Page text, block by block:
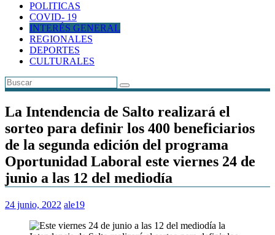
POLITICAS
COVID- 19
INTERÉS GENERAL
REGIONALES
DEPORTES
CULTURALES
La Intendencia de Salto realizará el
sorteo para definir los 400 beneficiarios
de la segunda edición del programa
Oportunidad Laboral este viernes 24 de
junio a las 12 del mediodía
24 junio, 2022 ale19